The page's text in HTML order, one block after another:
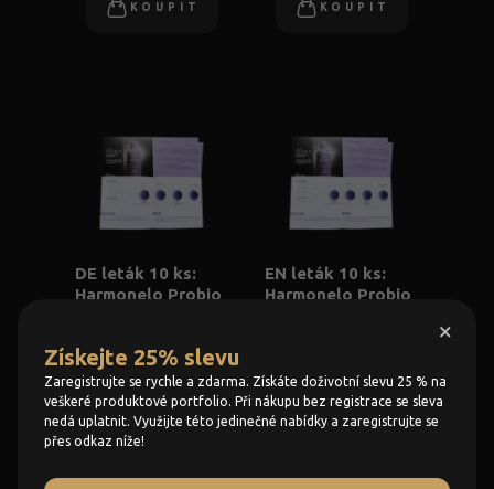
×
Získejte 25% slevu
Zaregistrujte se rychle a zdarma. Získáte doživotní slevu 25 % na
veškeré produktové portfolio. Při nákupu bez registrace se sleva
nedá uplatnit. Využijte této jedinečné nabídky a zaregistrujte se
přes odkaz níže!
KOUPIT KOUPIT
DE leták 10 ks:
Harmonelo Probio
69 Kč
KOUPIT
EN leták 10 ks:
Harmonelo Probio
KOUPIT